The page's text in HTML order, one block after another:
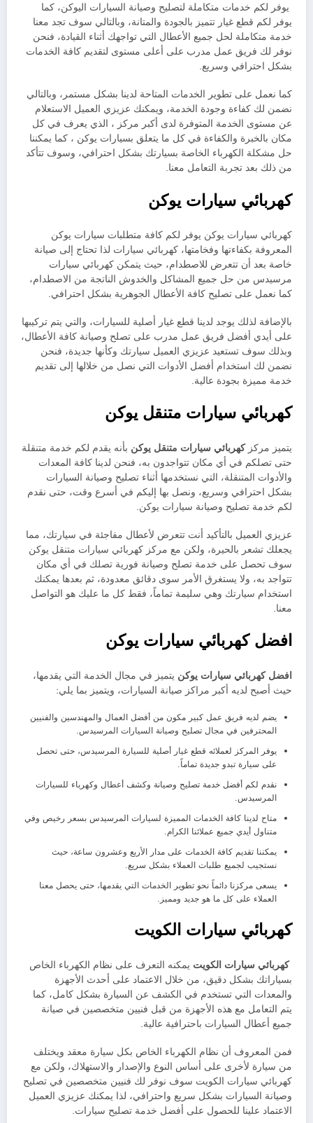
يوفر لكم خدمات متكاملة لتصليح وصيانة السيارات اليوكن، كما
يوفر لكم قطع غيار تتميز بالجودة والمتانة، وبالتالي سوف تجد معنا
خدمة متكاملة لحل جميع الأعطال التي تواجهك أثناء القيادة، فنحن
نوفر لك فريق عمل مدرب على أعلى مستوى لتقديم كافة الخدمات
بشكل احترافي وسريع.
كما نعمل على تطوير الخدمات المتاحة لدينا بشكل مستمر، وبالتالي
نضمن لك كفاءة وجودة الخدمة، ويمكنك عزيزي العميل الاستعلام
عن مستوى الخدمة المتوفرة لدى أكبر مركز ، الذي يعرف في كل
مكان بالخبرة والكفاءة في كل ما يتعلق بسيارات يوكن ، كما يمكننا
حل مشكلة الكهرباء الخاصة بسيارتك بشكل احترافي، وسوف تتأكد
من ذلك بعد تجربة التعامل معنا.
كهربائي سيارات يوكن
كهربائي سيارات يوكن يوفر لكم كافة متطلبات سيارات يوكن
المعروفة بكفاءتها وفخامتها، كهربائي سيارات لذا تحتاج إلى صيانة
خاصة بعد أن تتعرض للاصطدام، حيث يتمكن كهربائي سيارات
مرسيدس من حل جميع المشاكل والخدوش الناتجة من الاصطدام،
كما نعمل على تصليح كافة الأعطال الجوهرية بشكل احترافي.
بالإضافة لذلك يوجد لدينا قطع غيار أصلية للسيارات، والتي يتم تركيبها
على أيدي أفضل فريق عمل مدرب على تصلح وصيانة كافة الأعطال،
وبذلك سوف تستعيد عزيزي العميل سيارتك وكأنها جديدة، فنحن
نضمن لك استخدام أفضل الأدوات التي نصل من خلالها إلى تقديم
خدمة مميزة بجودة عالية.
كهربائي سيارات متنقل يوكن
يتميز مركزكهربائي سيارات متنقل يوكن بأنه يقدم لكم خدمة متنقلة
حتى تصلكم في أي مكان تتواجدون به، فنحن لدينا كافة المعدات
والأدوات المتنقلة، التي نستخدمها أثناء تصليح وصيانة السيارات
بشكل احترافي وسريع، ونصل بها إليكم في أسرع وقت، حتى نقدم
لكم خدمة تصليح وصيانة سيارات يوكن.
عزيزي العميل بالتأكيد أنت تتعرض لأعطال مفاجئة في سيارتك، مما
يجعلك تشعر بالحيرة، ولكن مع مركز كهربائي سيارات متنقل يوكن
سوف تحصل على خدمة تصلح وصيانة فورية تصلك في أي مكان
تتواجد به، ولا يستغرق الأمر سوى دقائق معدودة، ثم بعدها يمكنك
استخدام سيارتك وهي سليمة تماماً، فقط كل ما عليك هو التواصل
معنا.
افضل كهربائي سيارات يوكن
افضل كهربائي سيارات يوكن يتميز في مجال الخدمة التي يقدمها،
حيث أصبح لديه أكبر مراكز صيانة السيارات، ويتميز بما يلي:
يضم لديه فريق عمل كبير مكون من أفضل العمال والمهندسين والفنيين
المحترفين في مجال تصليح وصيانة السيارات المرسيدس.
يوفر المركز لعملائه قطع غيار أصلية للسيارة المرسيدس، حتى تحصل
على سيارة تبدو جديدة تماماً.
نقدم لكم أفضل خدمة تصليح وصيانة وكشف أعطال وكهرباء للسيارات
المرسيدس.
متاح لدينا كافة الخدمات المميزة لسيارات المرسيدس بسعر رخيص وفي
متناول أيدي جميع عملائنا الكرام.
يمكننا تقديم كافة الخدمات على مدار الأربع وعشرون ساعة، حيث
نستجيب لجميع طلبات العملاء بشكل سريع.
يسعى مركزنا دائماً نحو تطوير الخدمات التي يقدمها، حتى يحصل معنا
العملاء على كل ما هو جديد ومميز.
كهربائي سيارات الكويت
كهربائي سيارات الكويت يمكنه التعرف على نظام الكهرباء الخاص
بسياراتك بشكل دقيق، من خلال الاعتماد على أحدث الأجهزة
والمعدات التي تستخدم في الكشف عن السيارة بشكل كامل، كما
يتم التعامل مع هذه الأجهزة من قبل فنيين متخصصين في صيانة
جميع أعطال السيارات باحترافية عالية.
فمن المعروف أن نظام الكهرباء الخاص بكل سيارة معقد ويختلف
من سيارة لأخرى على أساس النوع والإصدار والاستهلاك، ولكن مع
كهربائي سيارات الكويت سوف نوفر لك فنيين متخصصين في تصليح
وصيانة السيارات بشكل سريع واحترافي، لذا يمكنك عزيزي العميل
الاعتماد علينا للحصول على أفضل خدمة تصليح سيارات.